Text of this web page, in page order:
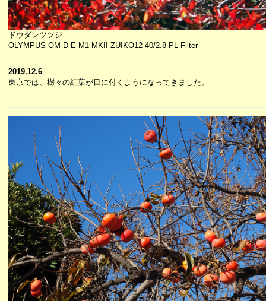
ドウダンツツジ
OLYMPUS OM-D E-M1 MKII ZUIKO12-40/2.8 PL-Filter
2019.12.6
東京では、樹々の紅葉が目に付くようになってきました。